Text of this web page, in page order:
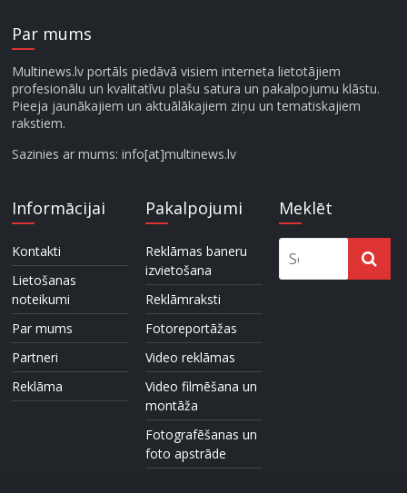
Par mums
Multinews.lv portāls piedāvā visiem interneta lietotājiem
profesionālu un kvalitatīvu plašu satura un pakalpojumu klāstu.
Pieeja jaunākajiem un aktuālākajiem ziņu un tematiskajiem
rakstiem.
Sazinies ar mums: info[at]multinews.lv
Informācijai
Kontakti
Lietošanas
noteikumi
Par mums
Partneri
Reklāma
Pakalpojumi
Reklāmas baneru
izvietošana
Reklāmraksti
Fotoreportāžas
Video reklāmas
Video filmēšana un
montāža
Fotografēšanas un
foto apstrāde
Meklēt